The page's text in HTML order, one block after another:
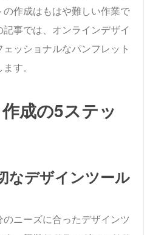
作成はもはや難しい作業で
事では、オンラインデザイ
ッショナルなパンフレット
す。
成の5ステッ
なデザインツール
ニーズに合ったデザインツ